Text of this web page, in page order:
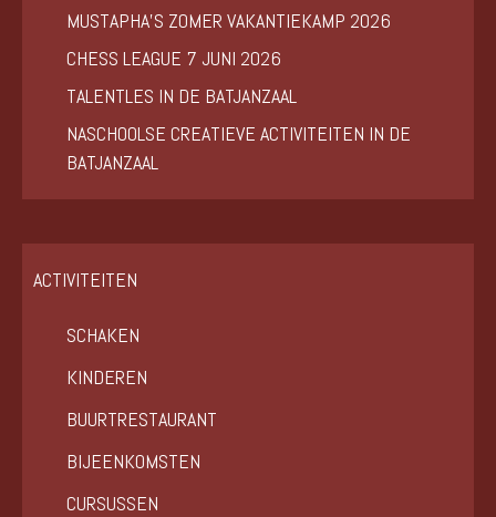
MUSTAPHA’S ZOMER VAKANTIEKAMP 2026
CHESS LEAGUE 7 JUNI 2026
TALENTLES IN DE BATJANZAAL
NASCHOOLSE CREATIEVE ACTIVITEITEN IN DE
BATJANZAAL
ACTIVITEITEN
SCHAKEN
KINDEREN
BUURTRESTAURANT
BIJEENKOMSTEN
CURSUSSEN